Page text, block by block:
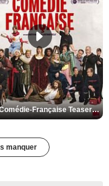
De la Comédie-Française Teaser VF
manquer